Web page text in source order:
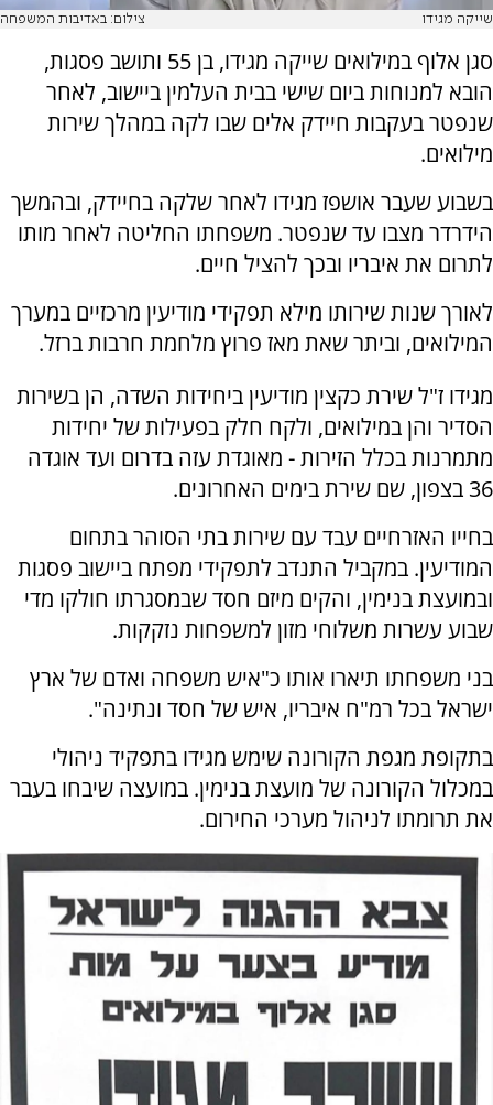
שייקה מגידו צילום: באדיבות המשפחה
סגן אלוף במילואים שייקה מגידו, בן 55 ותושב פסגות,
הובא למנוחות ביום שישי בבית העלמין ביישוב, לאחר
שנפטר בעקבות חיידק אלים שבו לקה במהלך שירות
מילואים.
בשבוע שעבר אושפז מגידו לאחר שלקה בחיידק, ובהמשך
הידרדר מצבו עד שנפטר. משפחתו החליטה לאחר מותו
לתרום את איבריו ובכך להציל חיים.
לאורך שנות שירותו מילא תפקידי מודיעין מרכזיים במערך
המילואים, וביתר שאת מאז פרוץ מלחמת חרבות ברזל.
מגידו ז"ל שירת כקצין מודיעין ביחידות השדה, הן בשירות
הסדיר והן במילואים, ולקח חלק בפעילות של יחידות
מתמרנות בכלל הזירות - מאוגדת עזה בדרום ועד אוגדה
36 בצפון, שם שירת בימים האחרונים.
בחייו האזרחיים עבד עם שירות בתי הסוהר בתחום
המודיעין. במקביל התנדב לתפקידי מפתח ביישוב פסגות
ובמועצת בנימין, והקים מיזם חסד שבמסגרתו חולקו מדי
שבוע עשרות משלוחי מזון למשפחות נזקקות.
בני משפחתו תיארו אותו כ"איש משפחה ואדם של ארץ
ישראל בכל רמ"ח איבריו, איש של חסד ונתינה".
בתקופת מגפת הקורונה שימש מגידו בתפקיד ניהולי
במכלול הקורונה של מועצת בנימין. במועצה שיבחו בעבר
את תרומתו לניהול מערכי החירום.